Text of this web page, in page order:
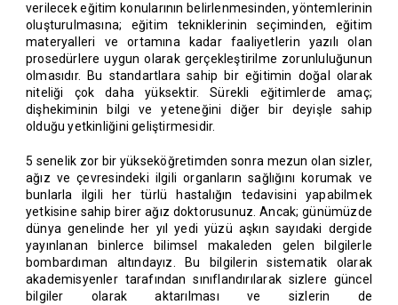
verilecek eğitim konularının belirlenmesinden, yöntemlerinin
oluşturulmasına; eğitim tekniklerinin seçiminden, eğitim
materyalleri ve ortamına kadar faaliyetlerin yazılı olan
prosedürlere uygun olarak gerçekleştirilme zorunluluğunun
olmasıdır. Bu standartlara sahip bir eğitimin doğal olarak
niteliği çok daha yüksektir. Sürekli eğitimlerde amaç;
dişhekiminin bilgi ve yeteneğini diğer bir deyişle sahip
olduğu yetkinliğini geliştirmesidir.
5 senelik zor bir yükseköğretimden sonra mezun olan sizler,
ağız ve çevresindeki ilgili organların sağlığını korumak ve
bunlarla ilgili her türlü hastalığın tedavisini yapabilmek
yetkisine sahip birer ağız doktorusunuz. Ancak; günümüzde
dünya genelinde her yıl yedi yüzü aşkın sayıdaki dergide
yayınlanan binlerce bilimsel makaleden gelen bilgilerle
bombardıman altındayız. Bu bilgilerin sistematik olarak
akademisyenler tarafından sınıflandırılarak sizlere güncel
bilgiler olarak aktarılması ve sizlerin de